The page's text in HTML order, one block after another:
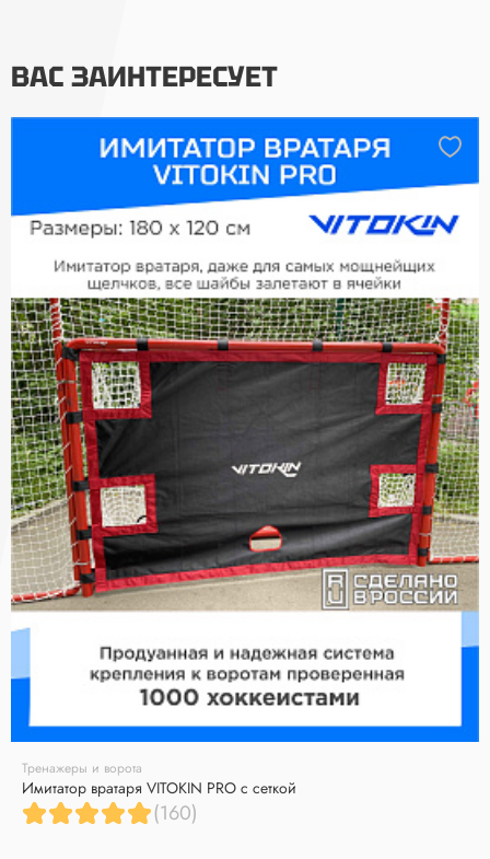
ВАС ЗАИНТЕРЕСУЕТ
Тренажеры и ворота
Имитатор вратаря VITOKIN PRO с сеткой
(160)